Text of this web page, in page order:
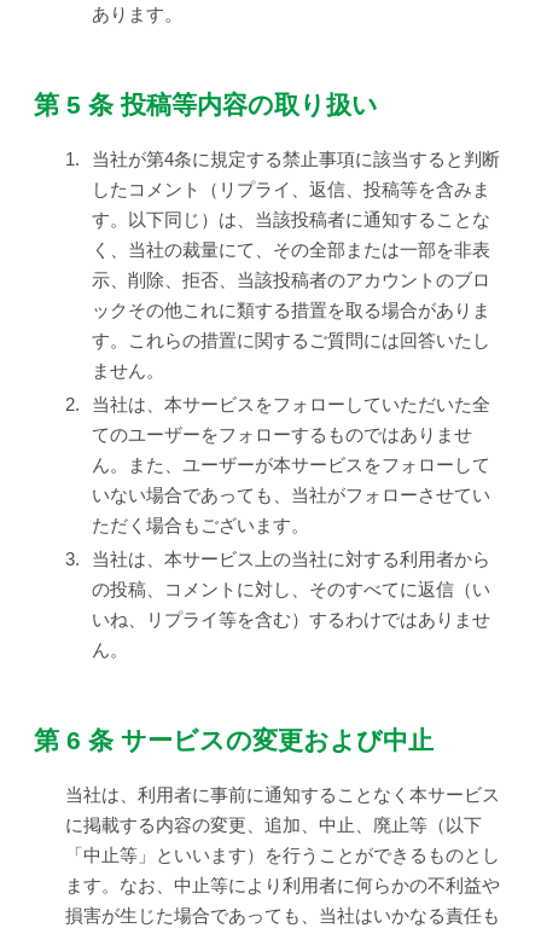
あります。
第 5 条 投稿等内容の取り扱い
1.
当社が第4条に規定する禁止事項に該当すると判断
したコメント（リプライ、返信、投稿等を含みま
す。以下同じ）は、当該投稿者に通知することな
く、当社の裁量にて、その全部または一部を非表
示、削除、拒否、当該投稿者のアカウントのブロ
ックその他これに類する措置を取る場合がありま
す。これらの措置に関するご質問には回答いたし
ません。
2.
当社は、本サービスをフォローしていただいた全
てのユーザーをフォローするものではありませ
ん。また、ユーザーが本サービスをフォローして
いない場合であっても、当社がフォローさせてい
ただく場合もございます。
3.
当社は、本サービス上の当社に対する利用者から
の投稿、コメントに対し、そのすべてに返信（い
いね、リプライ等を含む）するわけではありませ
ん。
第 6 条 サービスの変更および中止
当社は、利用者に事前に通知することなく本サービス
に掲載する内容の変更、追加、中止、廃止等（以下
「中止等」といいます）を行うことができるものとし
ます。なお、中止等により利用者に何らかの不利益や
損害が生じた場合であっても、当社はいかなる責任も